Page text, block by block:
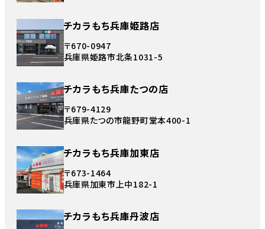
チカラもち兵庫姫路店
〒670-0947
兵庫県姫路市北条1031-5
チカラもち兵庫たつの店
〒679-4129
兵庫県たつの市龍野町堂本400-1
チカラもち兵庫加東店
〒673-1464
兵庫県加東市上中182-1
チカラもち兵庫丹波店